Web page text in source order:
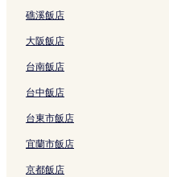
e
s
o
r
的
結
t
a
y
的
結
結
o
t
e
l
連
B
的
連
結
礁溪飯店
大阪飯店
台南飯店
台中飯店
台東市飯店
宜蘭市飯店
京都飯店